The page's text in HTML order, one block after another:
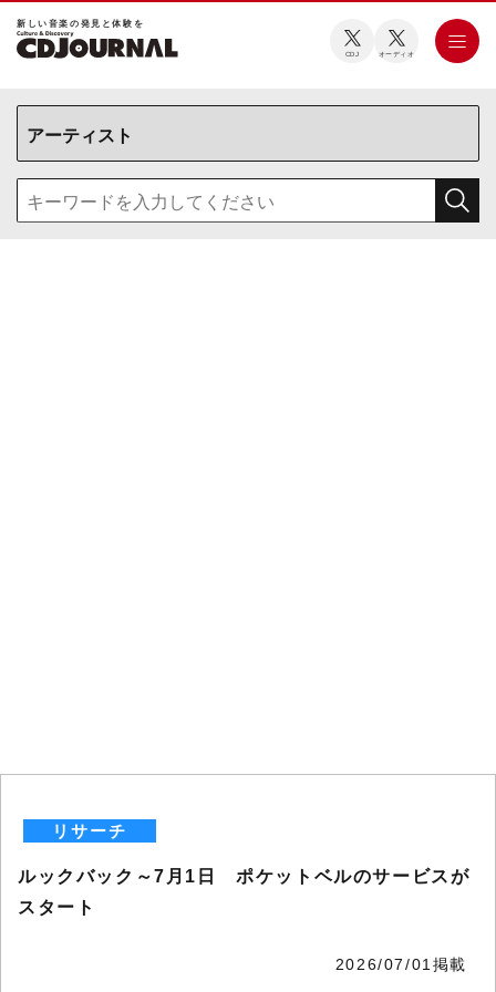
新しい⾳楽の発⾒と体験を
CDJ オーディオ
リサーチ
ルックバック～7月1日 ポケットベルのサービスが
スタート
2026/07/01掲載